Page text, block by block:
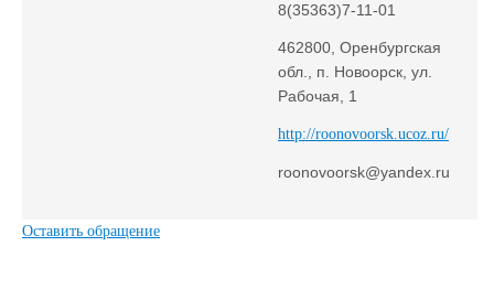
8(35363)7-11-01
462800, Оренбургская
обл., п. Новоорск, ул.
Рабочая, 1
http://roonovoorsk.ucoz.ru/
roonovoorsk@yandex.ru
Оставить обращение